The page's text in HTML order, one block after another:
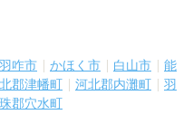
羽咋市 かほく市 白山市
能
郡津幡町 河北郡内灘町
羽
郡穴水町